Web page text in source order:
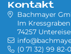
Kontakt
Bachmayer
Im Kressgraben
74257
(0 71 32) 99 82-0